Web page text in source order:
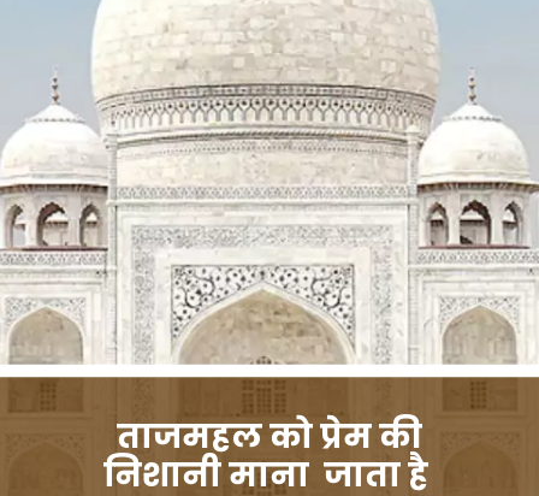
ताजमहल को प्रेम की
निशानी माना जाता है